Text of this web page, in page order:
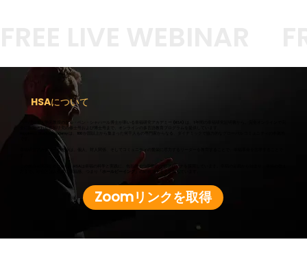
HSAについて
ハーバード大学元教授のタル・ベン・シャハール博士が率いる幸福研究アカデミー (HSA) は、1 年間の幸福研究証明書から、完全オンラインで完
全に認定された幸福研究の修士号および博士号まで、オンラインの多言語教育プログラムを提供しています。
Happiness Studies Academy は、100 か国以上から集まった何千人もの専門家からなる、ダイナミックで協力的なグローバル コミュニティの本拠地
幸福研究アカデミーの使命は、個人、対人関係、そしてコミュニティの繁栄に尽力するリーダーを教育することで、幸福革命を主導することで
この使命を実現するために、HSAは幸福の科学と実践に、包括的かつ学際的なアプローチを採用しています。幸福の定義から始まり、幸福の教え
方まで、幸福とは人全体の幸福感、つまり
の経験であると定義しています。
Zoomリンクを取得